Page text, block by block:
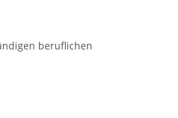
beruflichen